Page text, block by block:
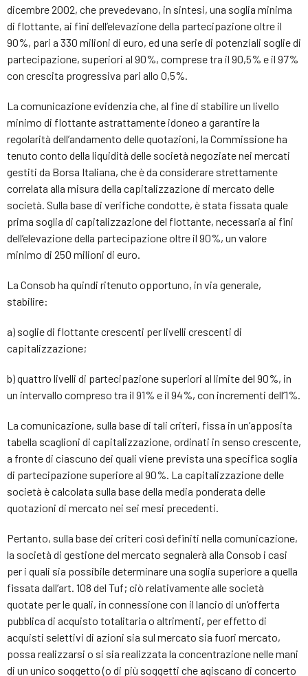
dicembre 2002, che prevedevano, in sintesi, una soglia minima
di flottante, ai fini dell’elevazione della partecipazione oltre il
90%, pari a 330 milioni di euro, ed una serie di potenziali soglie di
partecipazione, superiori al 90%, comprese tra il 90,5% e il 97%
con crescita progressiva pari allo 0,5%.
La comunicazione evidenzia che, al fine di stabilire un livello
minimo di flottante astrattamente idoneo a garantire la
regolarità dell’andamento delle quotazioni, la Commissione ha
tenuto conto della liquidità delle società negoziate nei mercati
gestiti da Borsa Italiana, che è da considerare strettamente
correlata alla misura della capitalizzazione di mercato delle
società. Sulla base di verifiche condotte, è stata fissata quale
prima soglia di capitalizzazione del flottante, necessaria ai fini
dell’elevazione della partecipazione oltre il 90%, un valore
minimo di 250 milioni di euro.
La Consob ha quindi ritenuto opportuno, in via generale,
stabilire:
a) soglie di flottante crescenti per livelli crescenti di
capitalizzazione;
b) quattro livelli di partecipazione superiori al limite del 90%, in
un intervallo compreso tra il 91% e il 94%, con incrementi dell’1%.
La comunicazione, sulla base di tali criteri, fissa in un’apposita
tabella scaglioni di capitalizzazione, ordinati in senso crescente,
a fronte di ciascuno dei quali viene prevista una specifica soglia
di partecipazione superiore al 90%. La capitalizzazione delle
società è calcolata sulla base della media ponderata delle
quotazioni di mercato nei sei mesi precedenti.
Pertanto, sulla base dei criteri così definiti nella comunicazione,
la società di gestione del mercato segnalerà alla Consob i casi
per i quali sia possibile determinare una soglia superiore a quella
fissata dall’art. 108 del Tuf; ciò relativamente alle società
quotate per le quali, in connessione con il lancio di un’offerta
pubblica di acquisto totalitaria o altrimenti, per effetto di
acquisti selettivi di azioni sia sul mercato sia fuori mercato,
possa realizzarsi o si sia realizzata la concentrazione nelle mani
di un unico soggetto (o di più soggetti che agiscano di concerto